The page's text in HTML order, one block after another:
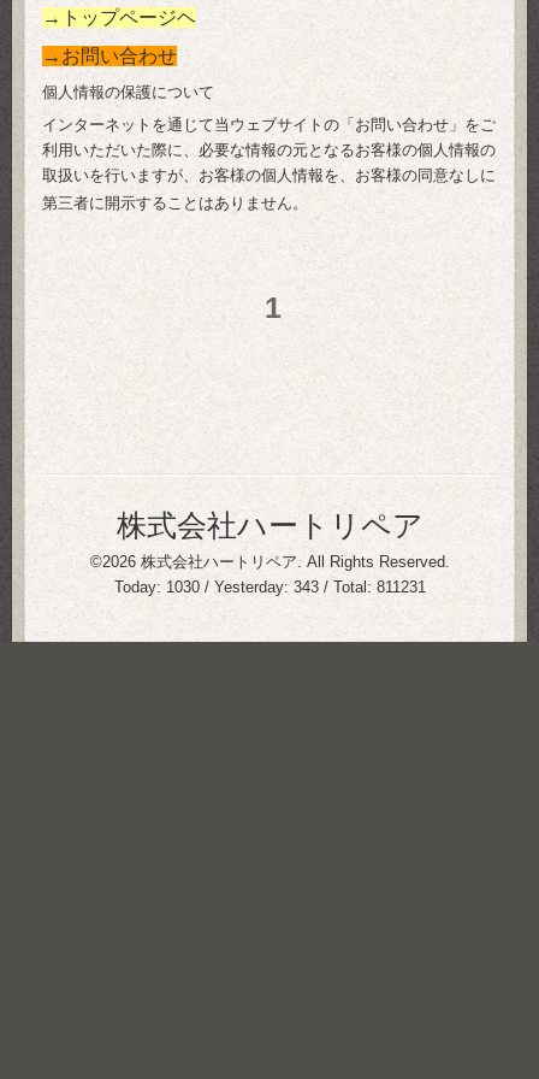
→トップページヘ
→お問い合わせ
個人情報の保護について
インターネットを通じて当ウェブサイトの「お問い合わせ」をご
利用いただいた際に、必要な情報の元となるお客様の個人情報の
取扱いを行いますが、お客様の個人情報を、お客様の同意なしに
第三者に開示することはありません。
1
株式会社ハートリペア
©2026 株式会社ハートリペア. All Rights Reserved.
Today: 1030/ Yesterday:343/ Total: 811231